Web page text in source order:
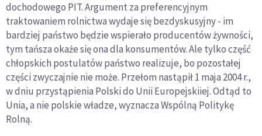
dochodowego PIT. Argument za preferencyjnym
traktowaniem rolnictwa wydaje się bezdyskusyjny - im
bardziej państwo będzie wspierało producentów żywności,
tym tańsza okaże się ona dla konsumentów. Ale tylko część
chłopskich postulatów państwo realizuje, bo pozostałej
części zwyczajnie nie może. Przełom nastąpił 1 maja 2004 r.,
w dniu przystąpienia Polski do Unii Europejskiiej. Odtąd to
Unia, a nie polskie władze, wyznacza Wspólną Politykę
Rolną.